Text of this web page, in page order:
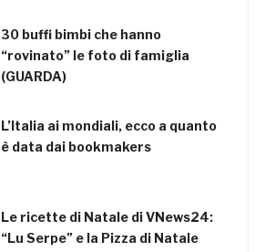
30 buffi bimbi che hanno
“rovinato” le foto di famiglia
(GUARDA)
L’Italia ai mondiali, ecco a quanto
è data dai bookmakers
Le ricette di Natale di VNews24:
“Lu Serpe” e la Pizza di Natale